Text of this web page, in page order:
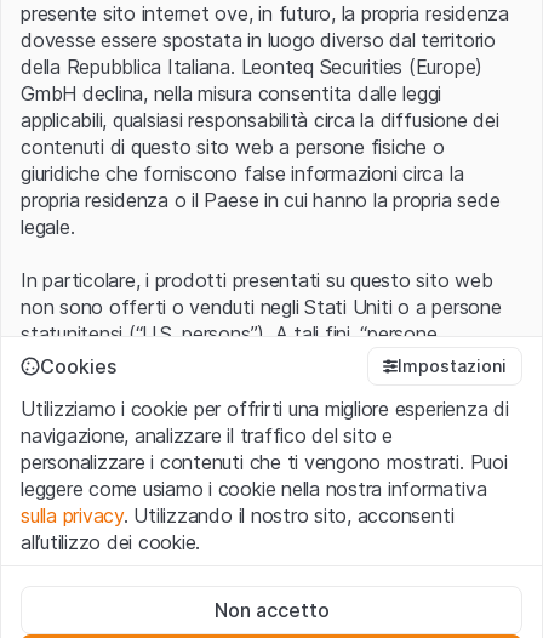
Errore del server.
presente sito internet ove, in futuro, la propria residenza
dovesse essere spostata in luogo diverso dal territorio
della Repubblica Italiana. Leonteq Securities (Europe)
GmbH declina, nella misura consentita dalle leggi
applicabili, qualsiasi responsabilità circa la diffusione dei
contenuti di questo sito web a persone fisiche o
giuridiche che forniscono false informazioni circa la
propria residenza o il Paese in cui hanno la propria sede
legale.
In particolare, i prodotti presentati su questo sito web
non sono offerti o venduti negli Stati Uniti o a persone
statunitensi (“U.S. persons”). A tali fini, “persone
statunitensi” vanno intese nel significato ad esse ascritto
1933 che include le persone residenti negli Stati Uniti
d’America, le società per azioni e le altre forme societarie
americane.
Condizioni di utilizzo e informazioni legali
Con l’accesso al sito web (di seguito, il “Sito”) si dichiara
avvertenze importanti e le condizioni di utilizzo ivi rese
Cookies Impostazioni
Utilizziamo i cookie per offrirti una migliore esperienza di
navigazione, analizzare il traffico del sito e
personalizzare i contenuti che ti vengono mostrati. Puoi
leggere come usiamo i cookie nella nostra informativa
sulla privacy. Utilizzando il nostro sito, acconsenti
all’utilizzo dei cookie.
Questi cookie sono necessari per il funzionamento del sito
Non accetto